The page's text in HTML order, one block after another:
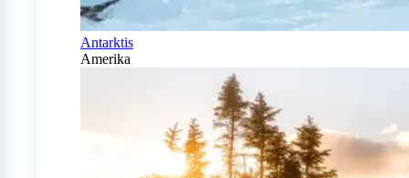
Antarktis
Amerika